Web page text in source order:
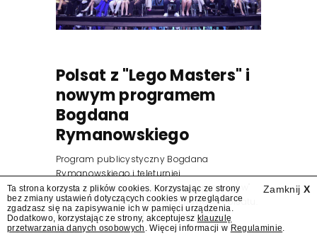
Polsat z "Lego Masters" i
nowym programem
Bogdana
Rymanowskiego
Program publicystyczny Bogdana
Rymanowskiego i teleturniej
muzyczny "Hitster. Muzyczna gra przebojów"
znajdą się wśród jesiennych nowości Polsatu.
Polsat przejmuje od TVN program "Lego
Masters".
Zamknij X
Ta strona korzysta z plików cookies. Korzystając ze strony
bez zmiany ustawień dotyczących cookies w przeglądarce
zgadzasz się na zapisywanie ich w pamięci urządzenia.
Dodatkowo, korzystając ze strony, akceptujesz klauzulę
przetwarzania danych osobowych . Więcej informacji w Regulaminie.